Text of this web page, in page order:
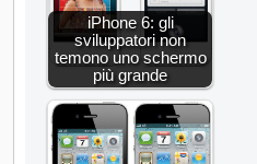
iPhone 6: gli
sviluppatori non
temono uno schermo
più grande